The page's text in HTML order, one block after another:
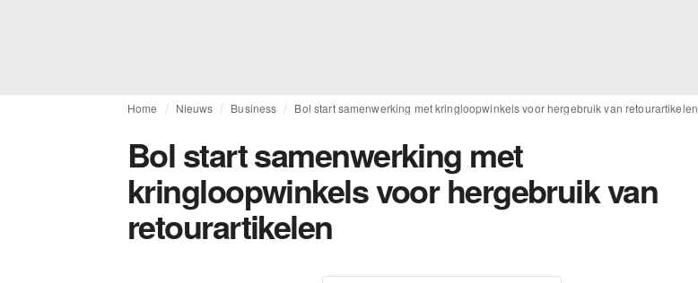
Home Nieuws Business Bol start samenwerking met kringloopwinkels voor hergebruik van retourartikelen
Bol start samenwerking met
kringloopwinkels voor hergebruik van
retourartikelen